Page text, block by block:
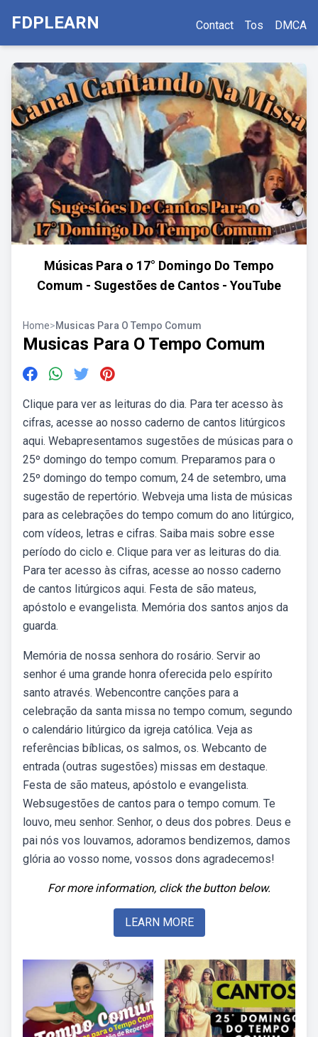
FDPLEARN Contact Tos DMCA
Músicas Para o 17° Domingo Do Tempo
Comum - Sugestões de Cantos - YouTube
Home>Musicas Para O Tempo Comum
Musicas Para O Tempo Comum
Clique para ver as leituras do dia. Para ter acesso às
cifras, acesse ao nosso caderno de cantos litúrgicos
aqui. Webapresentamos sugestões de músicas para o
25º domingo do tempo comum. Preparamos para o
25º domingo do tempo comum, 24 de setembro, uma
sugestão de repertório. Webveja uma lista de músicas
para as celebrações do tempo comum do ano litúrgico,
com vídeos, letras e cifras. Saiba mais sobre esse
período do ciclo e. Clique para ver as leituras do dia.
Para ter acesso às cifras, acesse ao nosso caderno
de cantos litúrgicos aqui. Festa de são mateus,
apóstolo e evangelista. Memória dos santos anjos da
guarda.
Memória de nossa senhora do rosário. Servir ao
senhor é uma grande honra oferecida pelo espírito
santo através. Webencontre canções para a
celebração da santa missa no tempo comum, segundo
o calendário litúrgico da igreja católica. Veja as
referências bíblicas, os salmos, os. Webcanto de
entrada (outras sugestões) missas em destaque.
Festa de são mateus, apóstolo e evangelista.
Websugestões de cantos para o tempo comum. Te
louvo, meu senhor. Senhor, o deus dos pobres. Deus e
pai nós vos louvamos, adoramos bendizemos, damos
glória ao vosso nome, vossos dons agradecemos!
For more information, click the button below.
LEARN MORE